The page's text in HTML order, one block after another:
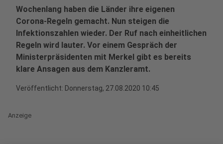
Wochenlang haben die Länder ihre eigenen
Corona-Regeln gemacht. Nun steigen die
Infektionszahlen wieder. Der Ruf nach einheitlichen
Regeln wird lauter. Vor einem Gespräch der
Ministerpräsidenten mit Merkel gibt es bereits
klare Ansagen aus dem Kanzleramt.
Veröffentlicht: Donnerstag, 27.08.2020 10:45
Anzeige